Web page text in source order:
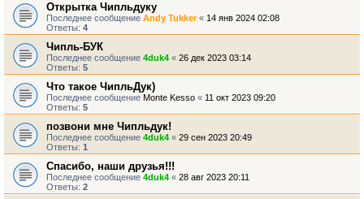
Открытка Чипльдуку
Последнее сообщение Andy Tukker« 14 янв 2024 02:08
Ответы: 4
Чипль-БУК
Последнее сообщение 4duk4 « 26 дек 2023 03:14
Ответы: 5
Что такое ЧипльДук)
Последнее сообщение Monte Kesso « 11 окт 2023 09:20
Ответы: 5
позвони мне Чипльдук!
Последнее сообщение 4duk4 « 29 сен 2023 20:49
Ответы: 1
Спасибо, наши друзья!!!
Последнее сообщение 4duk4 « 28 авг 2023 20:11
Ответы: 2